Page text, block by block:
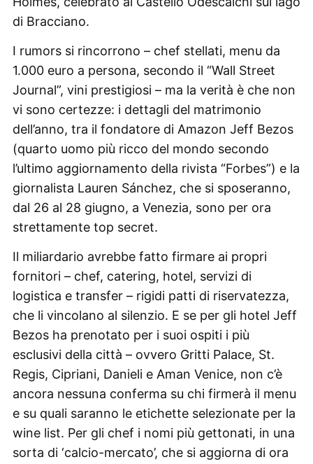
di Bracciano.
I rumors si rincorrono – chef stellati, menu da
1.000 euro a persona, secondo il “Wall Street
Journal”, vini prestigiosi – ma la verità è che non
vi sono certezze: i dettagli del matrimonio
dell’anno, tra il fondatore di Amazon Jeff Bezos
(quarto uomo più ricco del mondo secondo
l’ultimo aggiornamento della rivista “Forbes”) e la
giornalista Lauren Sánchez, che si sposeranno,
dal 26 al 28 giugno, a Venezia, sono per ora
strettamente top secret.
Il miliardario avrebbe fatto firmare ai propri
fornitori – chef, catering, hotel, servizi di
logistica e transfer – rigidi patti di riservatezza,
che li vincolano al silenzio. E se per gli hotel Jeff
Bezos ha prenotato per i suoi ospiti i più
esclusivi della città – ovvero Gritti Palace, St.
Regis, Cipriani, Danieli e Aman Venice, non c’è
ancora nessuna conferma su chi firmerà il menu
e su quali saranno le etichette selezionate per la
wine list. Per gli chef i nomi più gettonati, in una
sorta di ‘calcio-mercato’, che si aggiorna di ora